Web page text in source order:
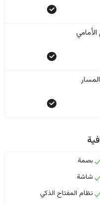
بصمة
شاشة
نظام المفتاح الذكي